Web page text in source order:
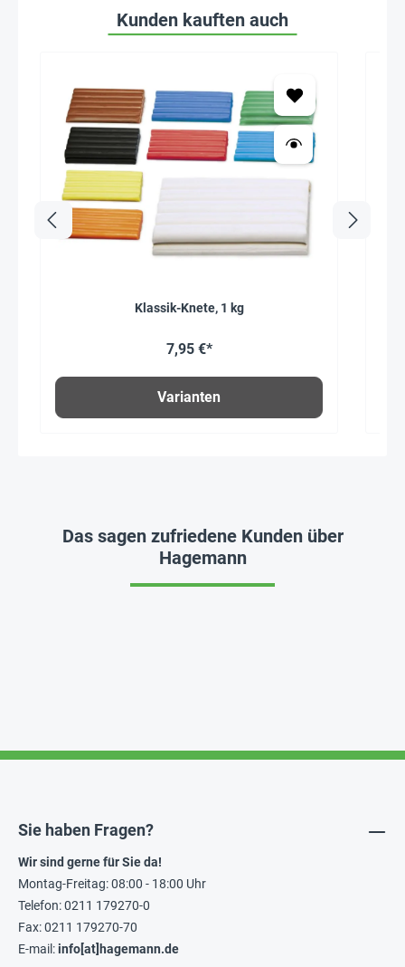
Kunden kauften auch
Klassik-Knete, 1 kg
7,95 €*
Varianten
Das sagen zufriedene Kunden über
Hagemann
Sie haben Fragen?
Wir sind gerne für Sie da!
Montag-Freitag: 08:00 - 18:00 Uhr
Telefon: 0211 179270-0
Fax: 0211 179270-70
E-mail:info[at]hagemann.de